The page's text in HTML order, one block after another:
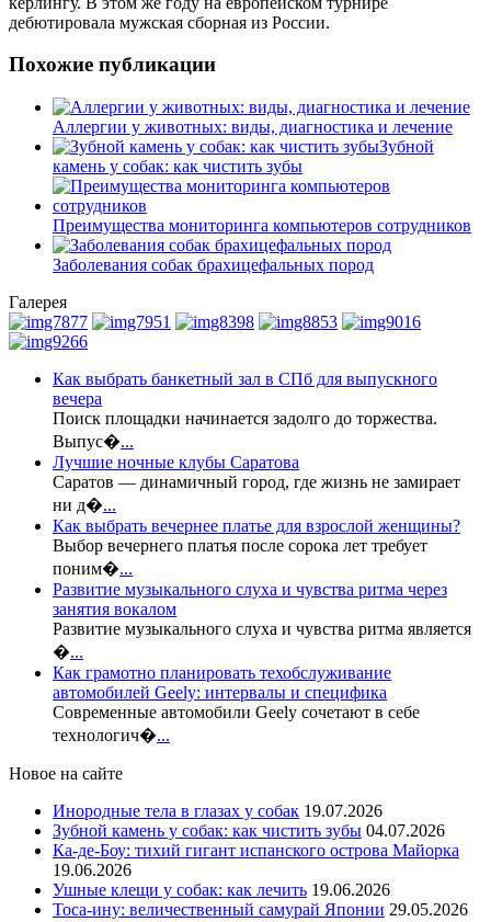
дебютировала мужская сборная из России.
Похожие публикации
Аллергии у животных: виды, диагностика и лечение
Зубной
камень у собак: как чистить зубы
Преимущества мониторинга компьютеров сотрудников
Заболевания собак брахицефальных пород
Галерея
Как выбрать банкетный зал в СПб для выпускного
вечера
Поиск площадки начинается задолго до торжества.
Выпус�...
Лучшие ночные клубы Саратова
Саратов — динамичный город, где жизнь не замирает
ни д�...
Как выбрать вечернее платье для взрослой женщины?
Выбор вечернего платья после сорока лет требует
поним�...
Развитие музыкального слуха и чувства ритма через
занятия вокалом
Развитие музыкального слуха и чувства ритма является
�...
Как грамотно планировать техобслуживание
автомобилей Geely: интервалы и специфика
Современные автомобили Geely сочетают в себе
технологич�...
Новое на сайте
Инородные тела в глазах у собак 19.07.2026
Зубной камень у собак: как чистить зубы 04.07.2026
Ка-де-Боу: тихий гигант испанского острова Майорка
19.06.2026
Ушные клещи у собак: как лечить 19.06.2026
Тоса-ину: величественный самурай Японии 29.05.2026